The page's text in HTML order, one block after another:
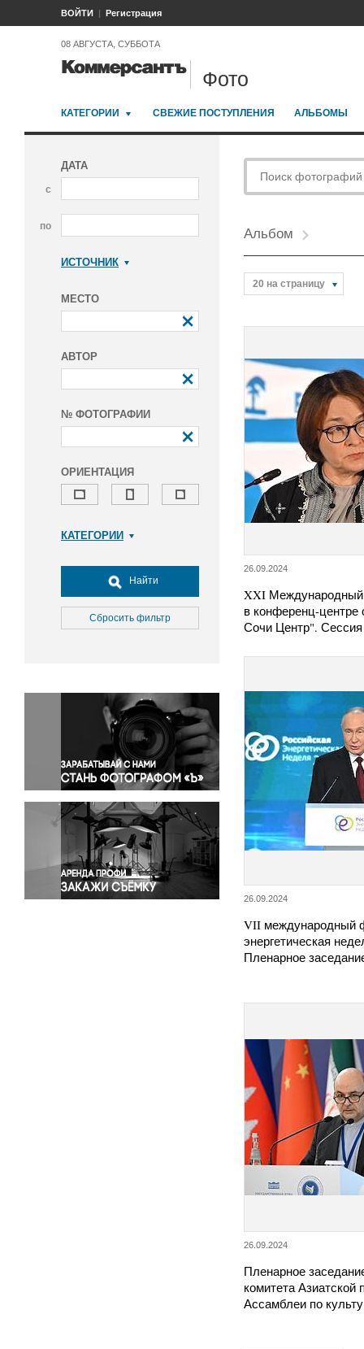
ВОЙТИ Регистрация
08 АВГУСТА, СУББОТА
Фото
КАТЕГОРИИ СВЕЖИЕ ПОСТУПЛЕНИЯ АЛЬБОМЫ
ДАТА
с
по
ИСТОЧНИК
МЕСТО
АВТОР
№ ФОТОГРАФИИ
ОРИЕНТАЦИЯ
КАТЕГОРИИ
Досуг, туризм и отдых
Культура
Медицина
Окружающая среда
Политика
Правосудие
Происшествия и конфликты
Религия
Светская жизнь
Спорт
Экология
Экономика и бизнес
Найти
Сбросить фильтр
Альбом
20 на страницу
26.09.2024
XXI
в конференц-центре
Сочи Центр".
26.09.2024
VII международный
энергетическая
Пленарное
26.09.2024
Пленарное
комитета Азиатской
Ассамблеи по